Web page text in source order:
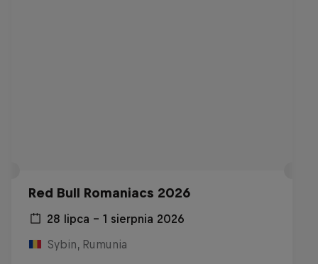
Red Bull Romaniacs 2026
28 lipca – 1 sierpnia 2026
Sybin, Rumunia